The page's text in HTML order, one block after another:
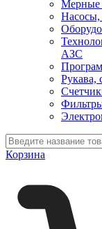
Мерные
Насосы,
АЗС
Рукава,
Корзина